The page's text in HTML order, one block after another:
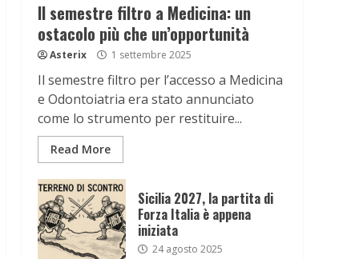
Il semestre filtro a Medicina: un
ostacolo più che un’opportunità
Asterix 1 settembre 2025
Il semestre filtro per l’accesso a Medicina
e Odontoiatria era stato annunciato
come lo strumento per restituire...
Read More
Sicilia 2027, la partita di
Forza Italia è appena
iniziata
24 agosto 2025